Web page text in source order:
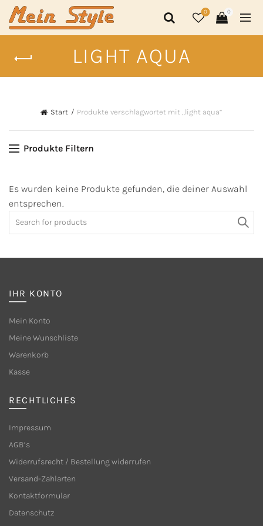
0 0
LIGHT AQUA
Start Produkte verschlagwortet mit „light aqua“
Produkte Filtern
Es wurden keine Produkte gefunden, die deiner Auswahl
entsprechen.
IHR KONTO
Mein Konto
Meine Wunschliste
Warenkorb
Kasse
RECHTLICHES
Impressum
AGB’s
Widerrufsrecht / Bestellung widerrufen
Versand-Zahlarten
Kontaktformular
Datenschutz